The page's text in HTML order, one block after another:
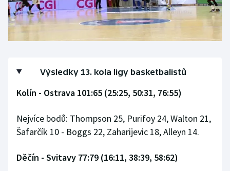
Parasport
Plavání
Rychlostní kanoistika
Short track
Výsledky 13. kola ligy basketbalistů
Kolín - Ostrava 101:65 (25:25, 50:31, 76:55)
Nejvíce bodů: Thompson 25, Purifoy 24, Walton 21,
Šafarčík 10 - Boggs 22, Zaharijevic 18, Alleyn 14.
Děčín - Svitavy 77:79 (16:11, 38:39, 58:62)